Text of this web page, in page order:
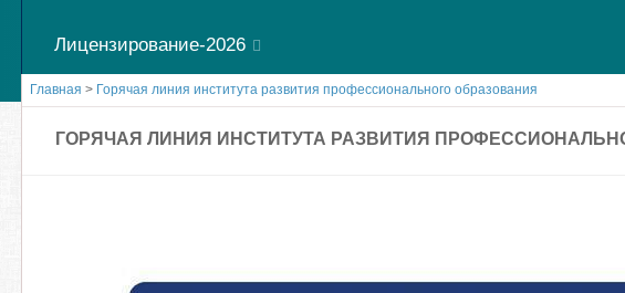
Лицензирование-2026
Главная > Горячая линия института развития профессионального образования
ГОРЯЧАЯ ЛИНИЯ ИНСТИТУТА РАЗВИТИЯ